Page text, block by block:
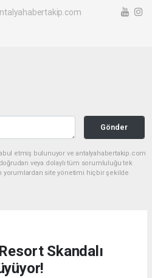
Gönder
etmiş bulunuyor ve antalyahabertakip.com
veya dolaylı tüm sorumluluğu tek
yorumlardan site yönetimi hiçbir şekilde
Skandalı